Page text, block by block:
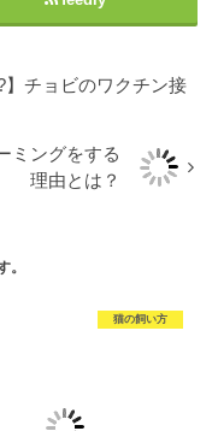
】チョビのワクチン接
ミングをする
理由とは？
。
猫の飼い方